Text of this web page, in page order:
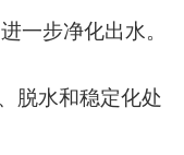
一步净化出水。
脱水和稳定化处